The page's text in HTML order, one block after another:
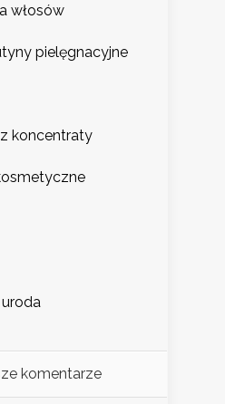
włosów
pielęgnacyjne
koncentraty
komentarze